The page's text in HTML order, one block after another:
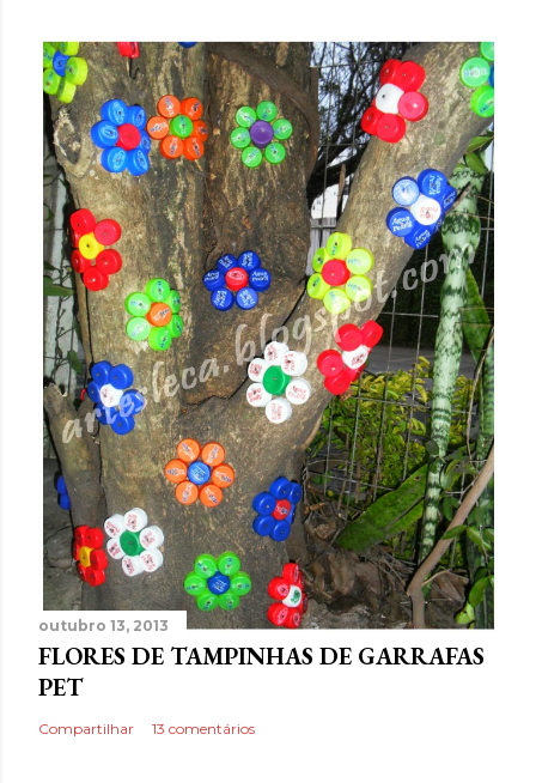
outubro 13, 2013
FLORES DE TAMPINHAS DE GARRAFAS
PET
Compartilhar 13 comentários